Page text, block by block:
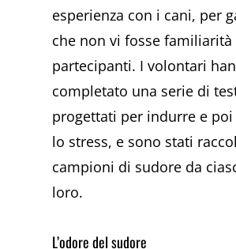
esperienza con i cani, per
che non vi fosse familiarità
partecipanti. I volontari
completato una serie di
progettati per indurre e
lo stress, e sono stati
campioni di sudore da
loro.
L’odore del sudore